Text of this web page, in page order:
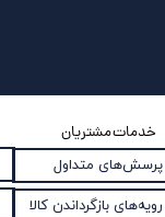
خدمات مشتریان
پرسش‌های متداول
رویه‌های بازگرداندن کالا